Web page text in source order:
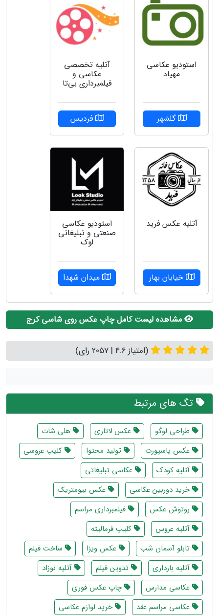
استودیو عکاسی
مهیاد
گلشهر
آتلیه تخصصی
عکاسی و
فیلمبرداری بی‌تا
فردیس
آتلیه عکس فرید
خیابان بهار
استودیو عکاسی
صنعتی و تبلیغاتی
لوک
میدان شهدا
مشاهده لیست کامل چاپ عکس روی شاسی کرج
(امتیاز 4.6 | 2057 رای)
تگ های مرتبط
طراحی لوگو عکس لاتاری
هلی شات
عکس پاسپورت
تولید محتوا
کلیپ عروسی
آتلیه کودک
عکاسی تبلیغاتی
خرید دوربین عکاسی
عکس بیومتریک
روتوش عکس
فیلمبرداری مراسم
آتلیه عروس
کلیپ فرمالیته
تابلو آسمان شب
عکس ویزا
ساخت فیلم
آتلیه بارداری
تدوین فیلم
آتلیه نوزاد
عکاسی مدارس
چاپ عکس فوری
عکاسی مراسم عقد
خرید لوازم عکاسی